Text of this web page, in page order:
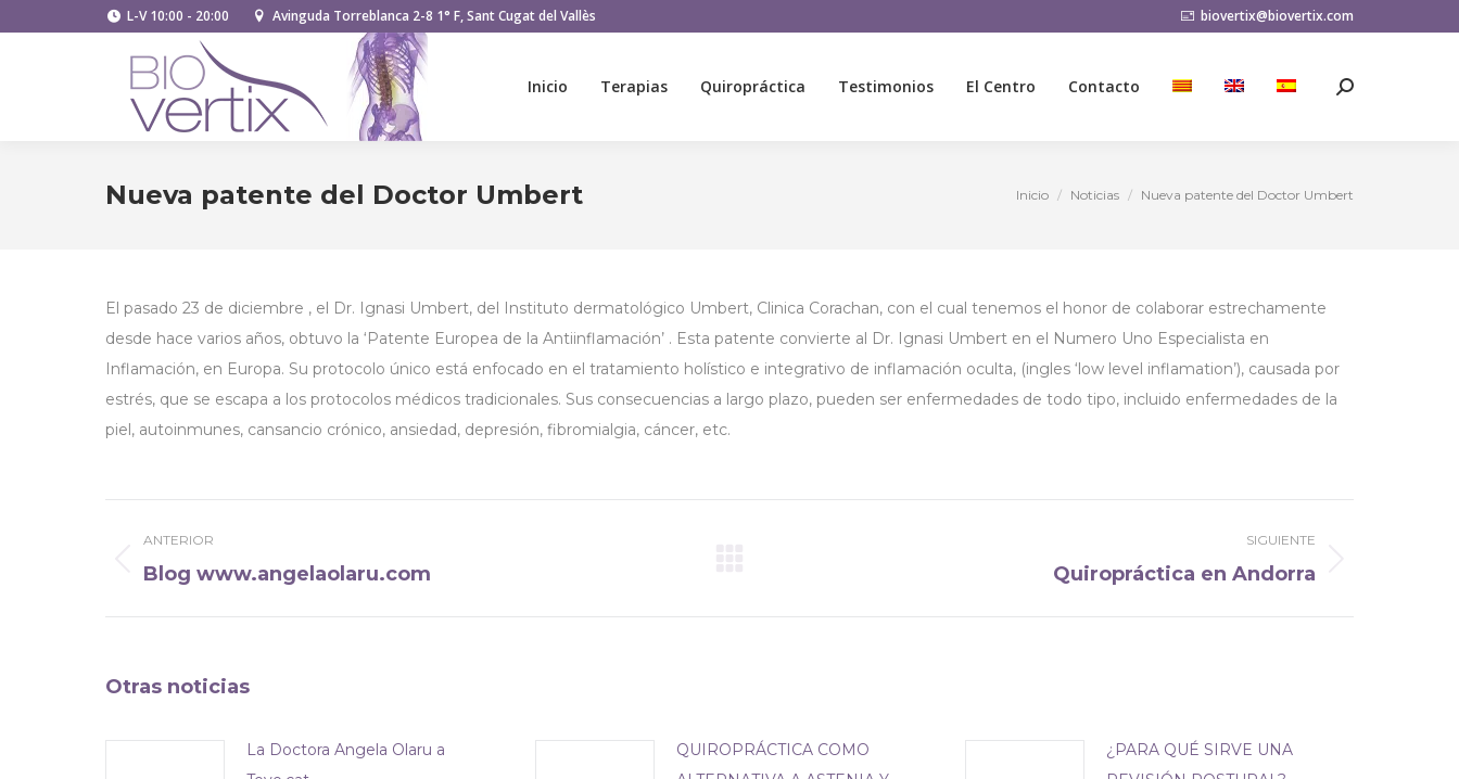
L-V 10:00 - 20:00 Avinguda Torreblanca 2-8 1° F, Sant Cugat del Vallès biovertix@biovertix.com
Inicio Terapias Quiropráctica Testimonios El Centro Contacto Buscar:
Nueva patente del Doctor Umbert Estás aquí:
Inicio Noticias Nueva patente del Doctor Umbert
El pasado 23 de diciembre , el Dr. Ignasi Umbert, del Instituto dermatológico Umbert, Clinica Corachan, con el cual tenemos el honor de colaborar estrechamente
desde hace varios años, obtuvo la ‘Patente Europea de la Antiinflamación’ . Esta patente convierte al Dr. Ignasi Umbert en el Numero Uno Especialista en
Inflamación, en Europa. Su protocolo único está enfocado en el tratamiento holístico e integrativo de inflamación oculta, (ingles ‘low level inflamation’), causada por
estrés, que se escapa a los protocolos médicos tradicionales. Sus consecuencias a largo plazo, pueden ser enfermedades de todo tipo, incluido enfermedades de la
piel, autoinmunes, cansancio crónico, ansiedad, depresión, fibromialgia, cáncer, etc.
entre
publicaciones
ANTERIOR
Publicación
Blog www.angelaolaru.com
SIGUIENTE
Quiropráctica en Andorra
Otras noticias
La Doctora Angela Olaru a
QUIROPRÁCTICA COMO
¿PARA QUÉ SIRVE UNA
Buscar: